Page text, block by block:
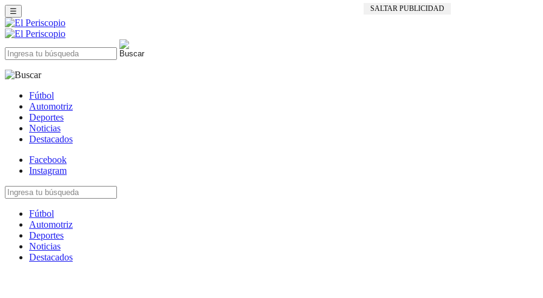
SALTAR PUBLICIDAD
☰
Fútbol
Automotriz
Deportes
Noticias
Destacados
Facebook
Instagram
Fútbol
Automotriz
Deportes
Noticias
Destacados